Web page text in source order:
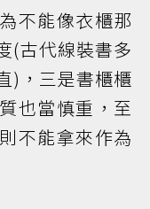
不能像衣櫃那
(古代線裝書多
)，三是書櫃櫃
也當慎重，至
不能拿來作為